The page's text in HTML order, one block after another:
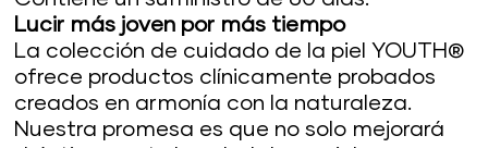
Lucir más joven por más tiempo
La colección de cuidado de la piel YOUTH®
ofrece productos clínicamente probados
creados en armonía con la naturaleza.
Nuestra promesa es que no solo mejorará